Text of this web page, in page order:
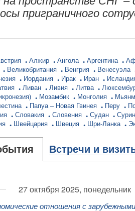
приграничного
Алжир Ангола Аргентина
Великобритания Венгрия
Венесуэла
Иордания Ирак Иран
Ливан Ливия Литва
Мозамбик Монголия
Папуа – Новая Гвинея Перу
Словакия Словения Судан
Швейцария Швеция Шри-Ланка
Встречи и
27 октября 2025, понедельник
отношения с